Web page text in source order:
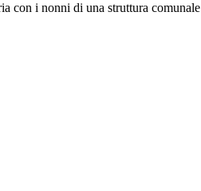
con i nonni di una struttura